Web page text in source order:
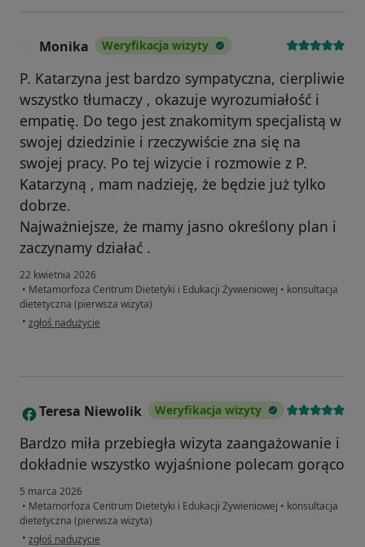
Monika Weryfikacja wizyty
P. Katarzyna jest bardzo sympatyczna, cierpliwie
wszystko tłumaczy , okazuje wyrozumiałość i
empatię. Do tego jest znakomitym specjalistą w
swojej dziedzinie i rzeczywiście zna się na
swojej pracy. Po tej wizycie i rozmowie z P.
Katarzyną , mam nadzieję, że będzie już tylko
dobrze.
Najważniejsze, że mamy jasno określony plan i
zaczynamy działać .
22 kwietnia 2026
• Metamorfoza Centrum Dietetyki i Edukacji Żywieniowej • konsultacja
dietetyczna (pierwsza wizyta)
• w opinii użytkownika Monika
zgłoś nadużycie
T Teresa Niewolik Weryfikacja wizyty
Bardzo miła przebiegła wizyta zaangażowanie i
dokładnie wszystko wyjaśnione polecam gorąco
5 marca 2026
• Metamorfoza Centrum Dietetyki i Edukacji Żywieniowej • konsultacja
dietetyczna (pierwsza wizyta)
• w opinii użytkownika Teresa Niewolik
zgłoś nadużycie